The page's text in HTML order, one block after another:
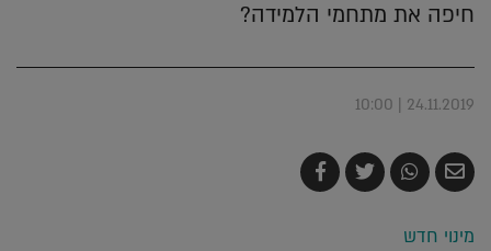
חיפה את מתחמי הלמידה?
24.11.2019 | 10:00
שלח
בדואר
שתף
ב-
צייץ
ב-
שתף
ב-
מינוי חדש